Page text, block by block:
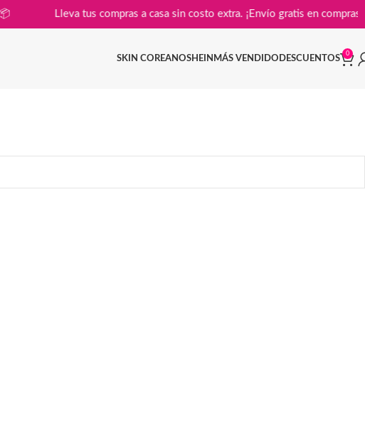
Lleva tus compras a casa sin costo extra. ¡Envío gratis en
SKIN COREANOSHEIN MÁS VENDIDO DESCUENTOS
0